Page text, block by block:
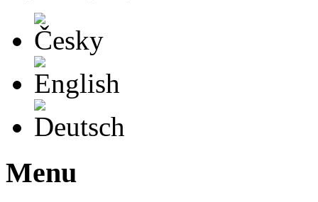
Menu